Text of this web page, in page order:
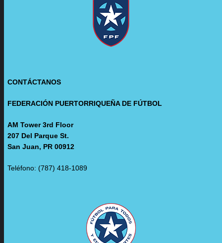
CONTÁCTANOS
FEDERACIÓN PUERTORRIQUEÑA DE FÚTBOL
AM Tower 3rd Floor
207 Del Parque St.
San Juan, PR 00912
Teléfono: (787) 418-1089